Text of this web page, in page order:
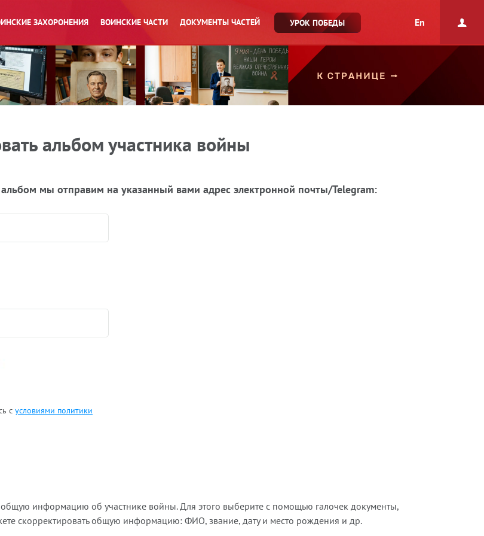
ЗАХОРОНЕНИЯ ВОИНСКИЕ ЧАСТИ ДОКУМЕНТЫ ЧАСТЕЙ УРОК ПОБЕДЫ En
альбом участника войны
мы отправим на указанный вами адрес электронной почты/Telegram:
с условиями политики
информацию об участнике войны. Для этого выберите с помощью галочек документы,
скорректировать общую информацию: ФИО, звание, дату и место рождения и др.